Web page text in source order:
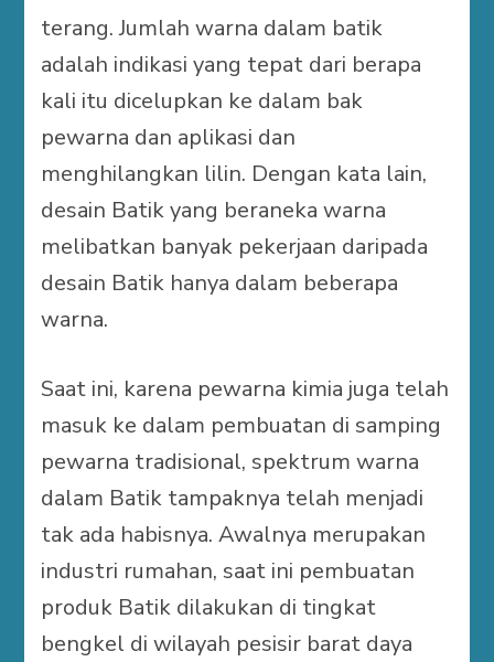
terang. Jumlah warna dalam batik
adalah indikasi yang tepat dari berapa
kali itu dicelupkan ke dalam bak
pewarna dan aplikasi dan
menghilangkan lilin. Dengan kata lain,
desain Batik yang beraneka warna
melibatkan banyak pekerjaan daripada
desain Batik hanya dalam beberapa
warna.
Saat ini, karena pewarna kimia juga telah
masuk ke dalam pembuatan di samping
pewarna tradisional, spektrum warna
dalam Batik tampaknya telah menjadi
tak ada habisnya. Awalnya merupakan
industri rumahan, saat ini pembuatan
produk Batik dilakukan di tingkat
bengkel di wilayah pesisir barat daya